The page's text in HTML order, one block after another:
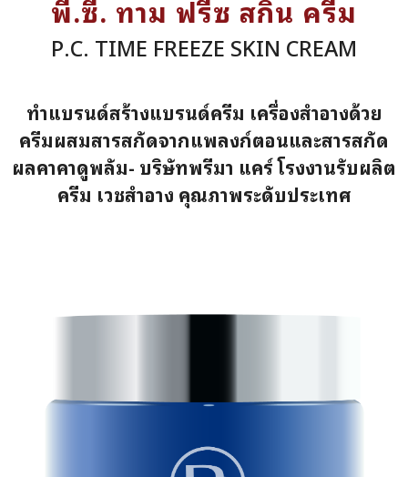
พี.ซี. ทาม ฟรีซ สกิน ครีม
P.C. TIME FREEZE SKIN CREAM
ทำแบรนด์สร้างแบรนด์ครีม เครื่องสำอางด้วย
ครีมผสมสารสกัดจากแพลงก์ตอนและสารสกัด
ผลคาคาดูพลัม- บริษัทพรีมา แคร์ โรงงานรับผลิต
ครีม เวชสำอาง คุณภาพระดับประเทศ